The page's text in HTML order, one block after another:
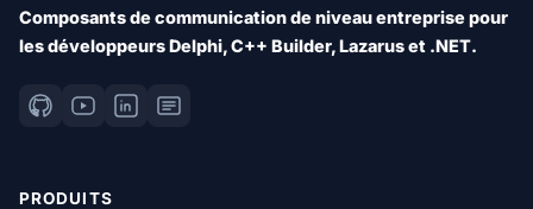
Composants de communication de niveau entreprise pour
les développeurs Delphi, C++ Builder, Lazarus et .NET.
PRODUITS